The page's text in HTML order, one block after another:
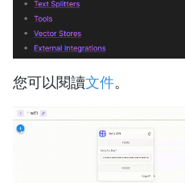
您可以閱讀文件。